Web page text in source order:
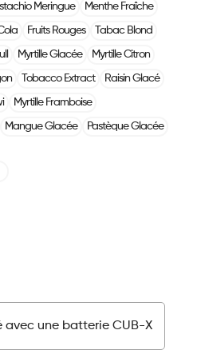
Meringue Menthe Fraîche
Fruits Rouges Tabac Blond
Myrtille Glacée Myrtille Citron
Tobacco Extract Raisin Glacé
Myrtille Framboise
Mangue Glacée Pastèque Glacée
avec une batterie CUB-X